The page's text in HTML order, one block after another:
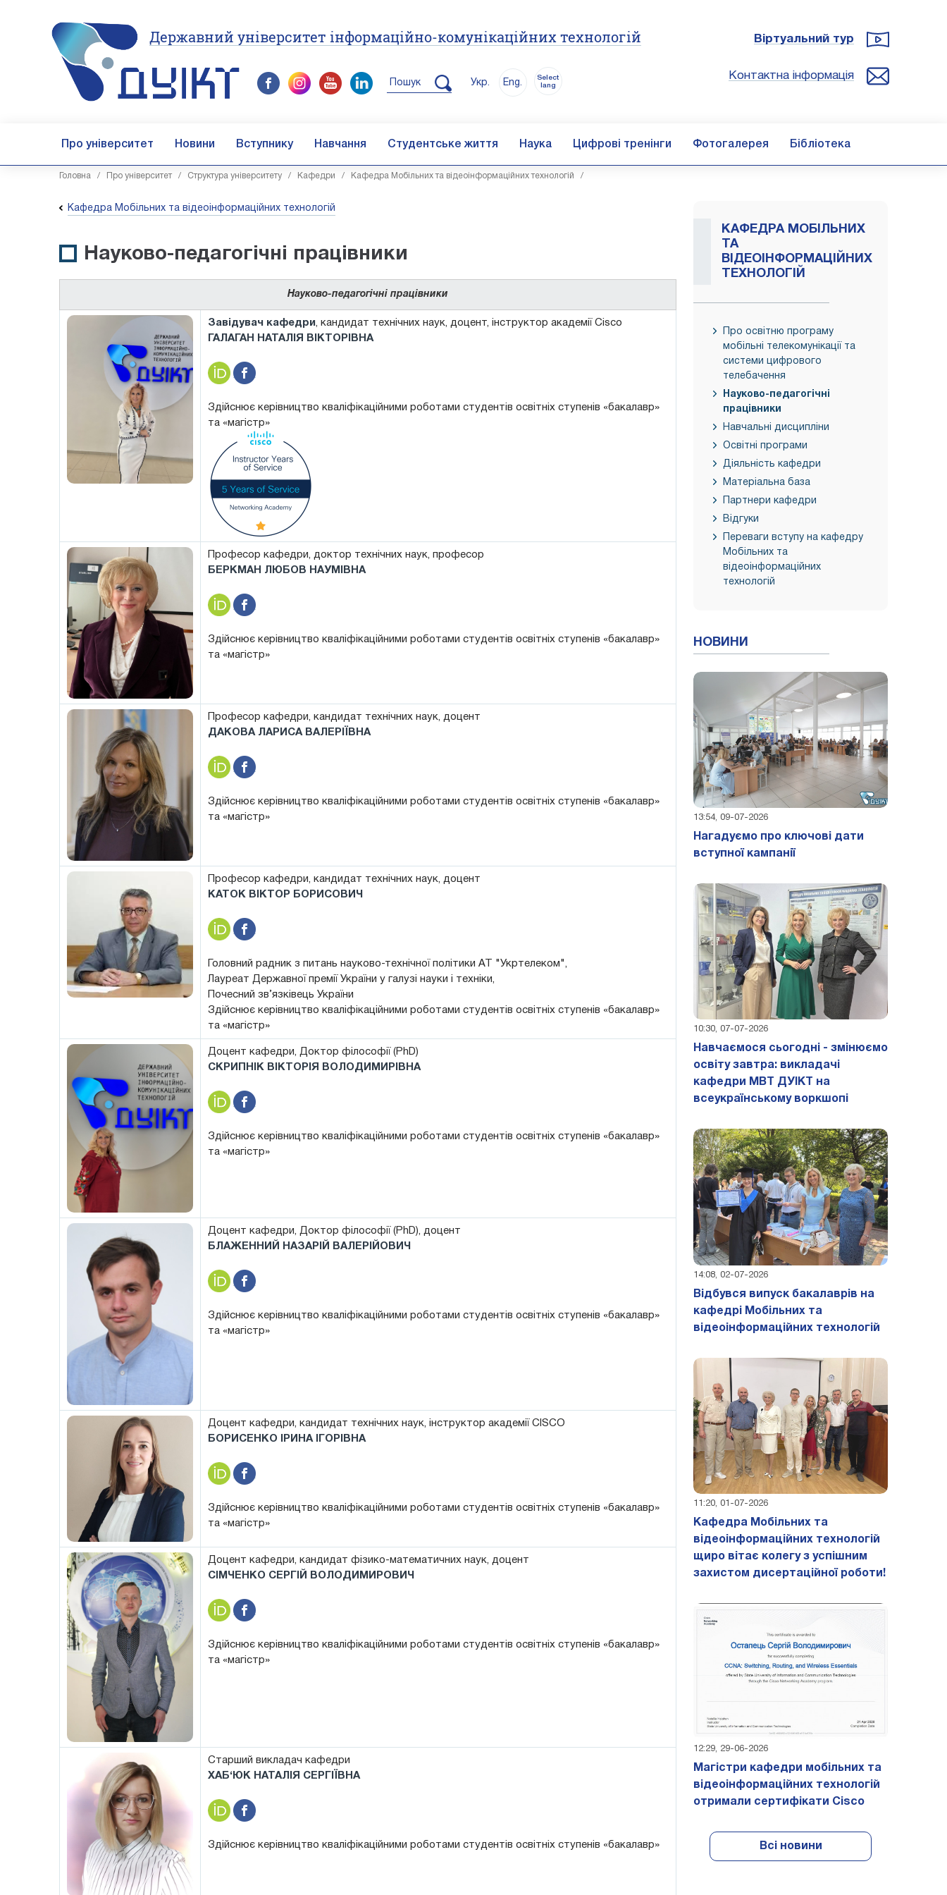
Державний університет інформаційно-комунікаційних технологій
Пошук Укр. Eng.
Select
lang
Віртуальний тур
Контактна інформація
Про університет Новини Вступнику Навчання Студентське життя Наука Цифрові тренінги Фотогалерея Бібліотека
Головна / Про університет/ Структура університету / Кафедри / Кафедра Мобільних та відеоінформаційних технологій /
Кафедра Мобільних та відеоінформаційних технологій
Науково-педагогічні працівники
Науково-педагогічні працівники
Завідувач кафедри, кандидат технічних наук, доцент, інструктор академії Cisco
ГАЛАГАН НАТАЛІЯ ВІКТОРІВНА
Здійснює керівництво кваліфікаційними роботами студентів освітніх ступенів «бакалавр»
та «магістр»
Професор кафедри, доктор технічних наук, професор
БЕРКМАН ЛЮБОВ НАУМІВНА
Здійснює керівництво кваліфікаційними роботами студентів освітніх ступенів «бакалавр»
та «магістр»
Професор кафедри, кандидат технічних наук, доцент
ДАКОВА ЛАРИСА ВАЛЕРІЇВНА
Здійснює керівництво кваліфікаційними роботами студентів освітніх ступенів «бакалавр»
та «магістр»
Професор кафедри, кандидат технічних наук, доцент
КАТОК ВІКТОР БОРИСОВИЧ
Головний радник з питань науково-технічної політики АТ "Укртелеком",
Лауреат Державної премії України у галузі науки і техніки,
Почесний зв’язківець України
Здійснює керівництво кваліфікаційними роботами студентів освітніх ступенів «бакалавр»
та «магістр»
Доцент кафедри, Доктор філософії (PhD)
СКРИПНІК ВІКТОРІЯ ВОЛОДИМИРІВНА
Здійснює керівництво кваліфікаційними роботами студентів освітніх ступенів «бакалавр»
та «магістр»
Доцент кафедри, Доктор філософії (PhD), доцент
БЛАЖЕННИЙ НАЗАРІЙ ВАЛЕРІЙОВИЧ
Здійснює керівництво кваліфікаційними роботами студентів освітніх ступенів «бакалавр»
та «магістр»
Доцент кафедри, кандидат технічних наук, інструктор академії CISCO
БОРИСЕНКО ІРИНА ІГОРІВНА
Здійснює керівництво кваліфікаційними роботами студентів освітніх ступенів «бакалавр»
та «магістр»
Доцент кафедри, кандидат фізико-математичних наук, доцент
СІМЧЕНКО СЕРГІЙ ВОЛОДИМИРОВИЧ
Здійснює керівництво кваліфікаційними роботами студентів освітніх ступенів «бакалавр»
та «магістр»
Старший викладач кафедри
ХАБ‘ЮК НАТАЛІЯ СЕРГІЇВНА
Здійснює керівництво кваліфікаційними роботами студентів освітніх ступенів «бакалавр»
КАФЕДРА МОБІЛЬНИХ
ТА
ВІДЕОІНФОРМАЦІЙНИХ
ТЕХНОЛОГІЙ
Про освітню програму
мобільні телекомунікації та
системи цифрового
телебачення
Науково-педагогічні
працівники
Навчальні дисципліни
Освітні програми
Діяльність кафедри
Матеріальна база
Партнери кафедри
Відгуки
Переваги вступу на кафедру
Мобільних та
відеоінформаційних
технологій
НОВИНИ
13:54, 09-07-2026
Нагадуємо про ключові дати
вступної кампанії
10:30, 07-07-2026
Навчаємося сьогодні - змінюємо
освіту завтра: викладачі
кафедри МВТ ДУІКТ на
всеукраїнському воркшопі
14:08, 02-07-2026
Відбувся випуск бакалаврів на
кафедрі Мобільних та
відеоінформаційних технологій
11:20, 01-07-2026
Кафедра Мобільних та
відеоінформаційних технологій
щиро вітає колегу з успішним
захистом дисертаційної роботи!
12:29, 29-06-2026
Магістри кафедри мобільних та
відеоінформаційних технологій
отримали сертифікати Cisco
Всі новини